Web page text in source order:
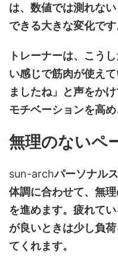
は、数値では測れな
できる大きな変化です
トレーナーは、こう
い感じで筋肉が使え
ましたね」と声をか
モチベーションを高
無理のないペ
sun-archパーソナル
体調に合わせて、無
を進めます。疲れて
が良いときは少し負
てくれます。